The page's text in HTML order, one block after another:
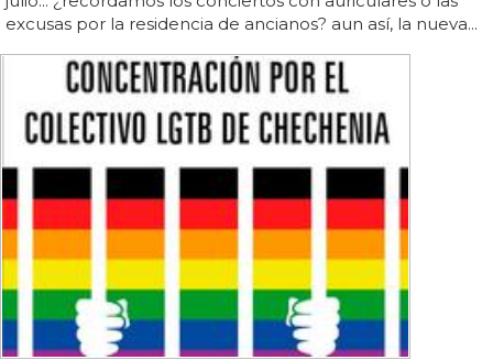
excusas por la residencia de ancianos? aun así, la nueva...